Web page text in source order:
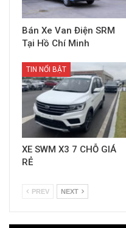
Bán Xe Van Điện SRM
Tại Hồ Chí Minh
TIN NỔI BẬT
XE SWM X3 7 CHỖ GIÁ
RẺ
PREV NEXT